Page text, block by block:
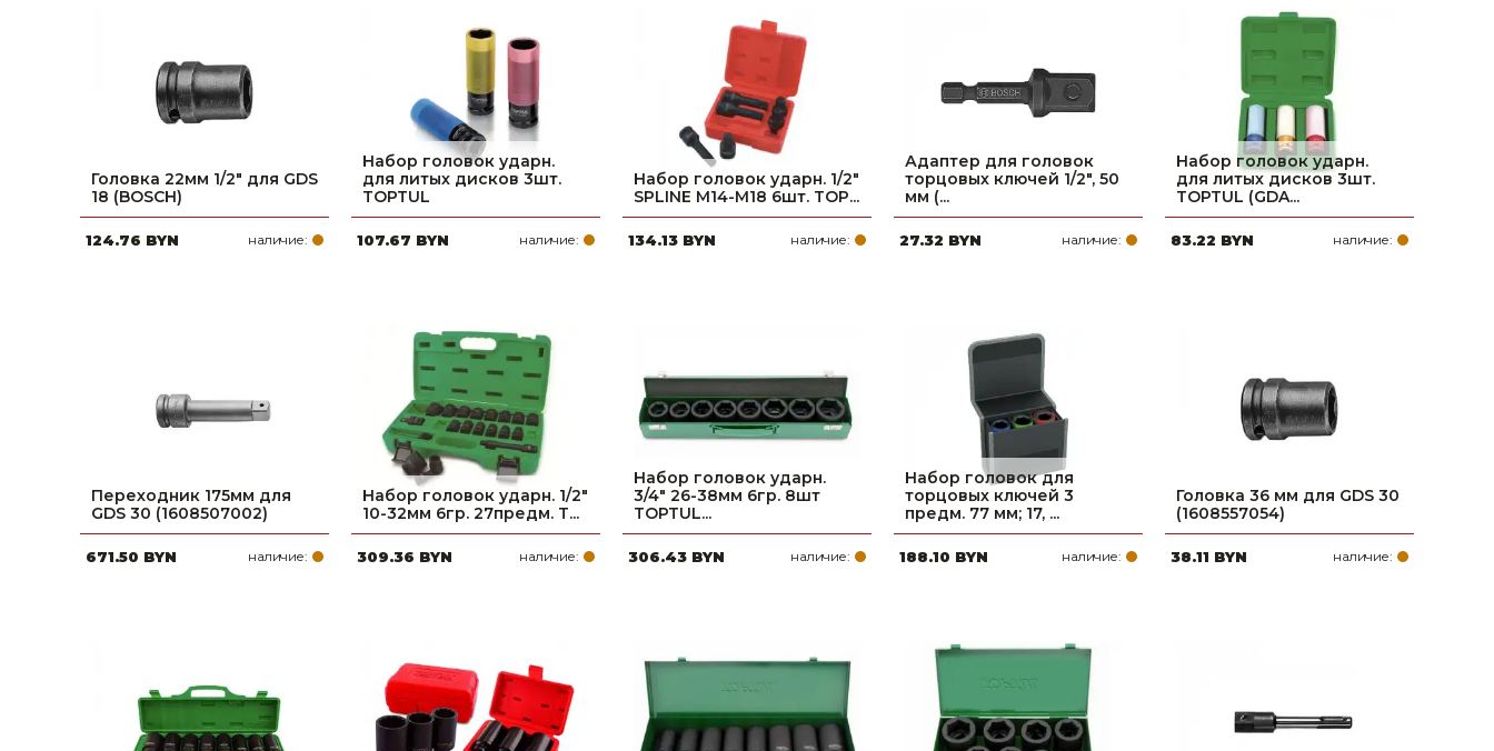
Сварочное оборудование и материалы
Хранение инструмента (ящики, сумки, пояса, тележки)
Хозтовары
Крепеж и фурнитура
Строительные и отделочные материалы
Садовый инструмент, вазоны, горшки и кашпо, теплицы, парники
Автомобильные товары, инструменты
Автоклавы. Дистилляторы
Чашечные кормушки
Чашечные поилки
Головка 22мм 1/2" для GDS
18 (BOSCH)
124.76 BYN наличие:
Набор головок ударн.
для литых дисков 3шт.
TOPTUL
107.67 BYN наличие:
Набор головок ударн. 1/2"
SPLINE M14-M18 6шт. TOP...
134.13 BYN наличие:
Адаптер для головок
торцовых ключей 1/2", 50
мм (...
27.32 BYN наличие:
Набор головок ударн.
для литых дисков 3шт.
TOPTUL (GDA...
83.22 BYN наличие:
Переходник 175мм для
GDS 30 (1608507002)
671.50 BYN наличие:
Набор головок ударн. 1/2"
10-32мм 6гр. 27предм. T...
309.36 BYN наличие:
Набор головок ударн.
3/4" 26-38мм 6гр. 8шт
TOPTUL...
306.43 BYN наличие:
Набор головок для
торцовых ключей 3
предм. 77 мм; 17, ...
188.10 BYN наличие:
Головка 36 мм для GDS 30
(1608557054)
38.11 BYN наличие: